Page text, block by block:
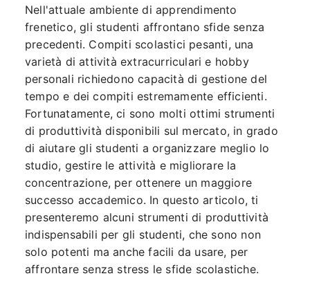
Nell'attuale ambiente di apprendimento
frenetico, gli studenti affrontano sfide senza
precedenti. Compiti scolastici pesanti, una
varietà di attività extracurriculari e hobby
personali richiedono capacità di gestione del
tempo e dei compiti estremamente efficienti.
Fortunatamente, ci sono molti ottimi strumenti
di produttività disponibili sul mercato, in grado
di aiutare gli studenti a organizzare meglio lo
studio, gestire le attività e migliorare la
concentrazione, per ottenere un maggiore
successo accademico. In questo articolo, ti
presenteremo alcuni strumenti di produttività
indispensabili per gli studenti, che sono non
solo potenti ma anche facili da usare, per
affrontare senza stress le sfide scolastiche.